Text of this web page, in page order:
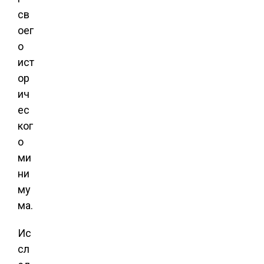
св
оег
о
ист
ор
ич
ес
ког
о
ми
ни
му
ма.
Ис
сл